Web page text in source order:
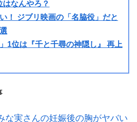
なんやろ？
！ ジブリ映画の「名脇役」だと
1位は『千と千尋の神隠し』 再上
な実さんの妊娠後の胸がヤバい